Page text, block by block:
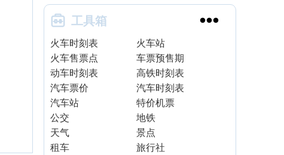
 工具箱 
火车时刻表
火车站
火车售票点
车票预售期
动车时刻表
高铁时刻表
汽车票价
汽车时刻表
汽车站
特价机票
公交
地铁
天气
景点
租车
旅行社